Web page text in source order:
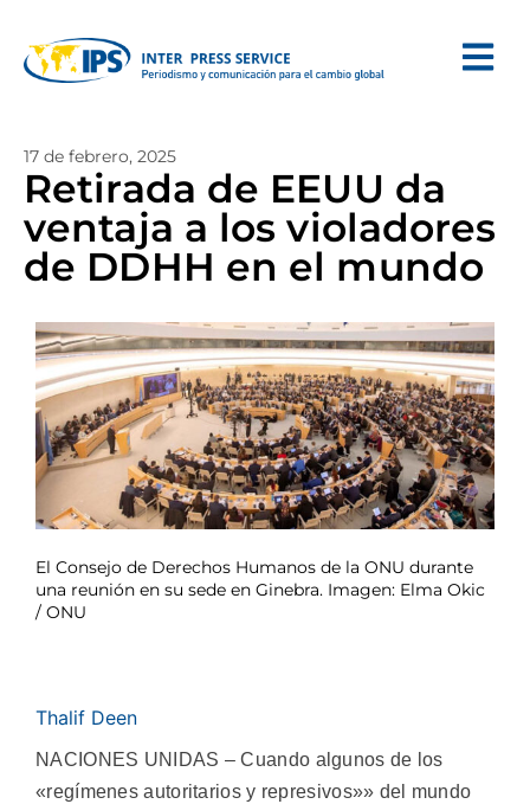
17 de febrero, 2025
Retirada de EEUU da
ventaja a los violadores
de DDHH en el mundo
El Consejo de Derechos Humanos de la ONU durante
una reunión en su sede en Ginebra. Imagen: Elma Okic
/ ONU
Thalif Deen
NACIONES UNIDAS – Cuando algunos de los
«regímenes autoritarios y represivos»» del mundo